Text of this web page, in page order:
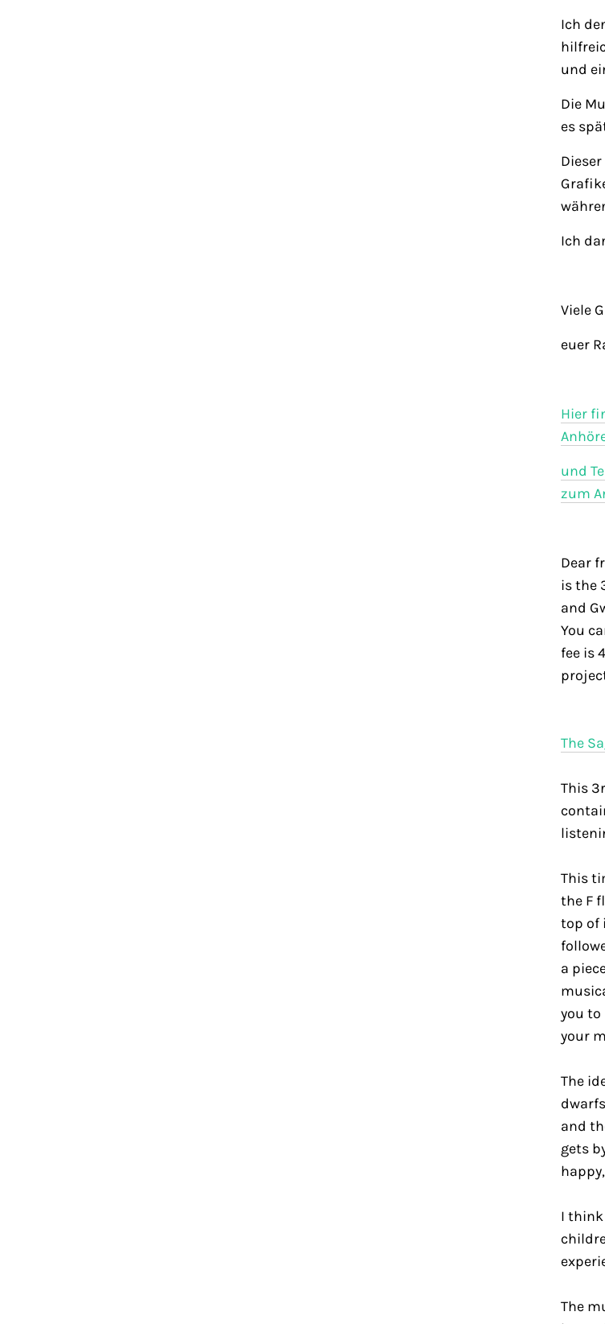
Ich
und
Die
es
Ich
Viele
euer
Hier
und
zum
Dear
is the
and
You
fee is
The
This
This
the F
top of
a
you
your
The
and
gets
I
The